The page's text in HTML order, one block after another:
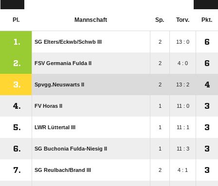
Pl. Mannschaft Sp. Torv. Pkt.
1. SG Elters/​Eckwb/​Schwb III 2 13 : 0 6
2. FSV Germania Fulda II 2 4 : 0 6
3. Spvgg.Neuswarts II 2 13 : 2 4
4. FV Horas II 1 11 : 0 3
5. LWR Lüttertal III 1 11 : 1 3
6. SG Buchonia Fulda-Niesig II 1 11 : 3 3
7. SG Reulbach/​Brand III 2 4 : 1 3